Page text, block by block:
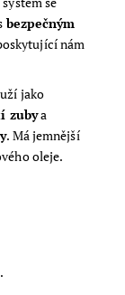
bezpečným
nám
jako
zubya
. Má jemnější
oleje.